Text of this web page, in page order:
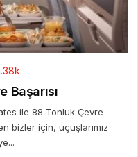
Başarısı
ile 88 Tonluk Çevre
bizler için, uçuşlarımız